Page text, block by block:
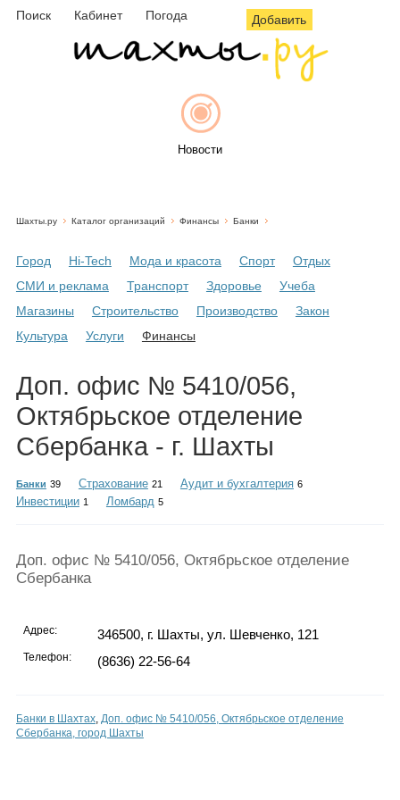
Поиск Кабинет Погода Добавить
Новости
Объявления
Инфо
Карты
Шахты.ру Каталог организаций Финансы Банки
Город Hi-Tech Мода и красота Спорт
Отдых
СМИ и реклама
Транспорт Здоровье
Учеба
Магазины
Строительство Производство
Закон
Культура
Услуги Финансы
Доп. офис № 5410/056,
Октябрьское отделение
Сбербанка - г. Шахты
Банки 39 Страхование 21 Аудит и бухгалтерия 6
Инвестиции 1 Ломбард 5
Доп. офис № 5410/056, Октябрьское отделение
Сбербанка
Адрес: 346500, г. Шахты, ул. Шевченко, 121
Телефон: (8636) 22-56-64
Банки в Шахтах, Доп. офис № 5410/056, Октябрьское отделение
Сбербанка, город Шахты